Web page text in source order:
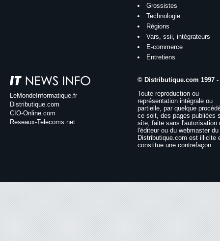
Grossistes
Technologie
Régions
Vars, ssii, intégrateurs
E-commerce
Entretiens
LeMondeInformatique.fr
Distributique.com
CIO-Online.com
Reseaux-Telecoms.net
© Distributique.com 1997 -
Toute reproduction ou
représentation intégrale ou
partielle, par quelque
ce soit, des pages publiées
site, faite sans l'autorisation
l'éditeur ou du webmaster
Distributique.com est illicite
constitue une contrefaçon.